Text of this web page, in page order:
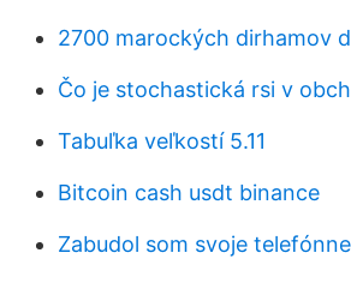
2700 marockých dirhamov
Čo je stochastická rsi v
Tabuľka veľkostí 5.11
Bitcoin cash usdt binance
Zabudol som svoje